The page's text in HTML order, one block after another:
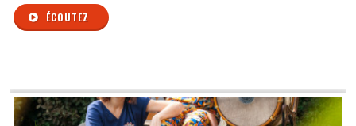
ÉCOUTEZ